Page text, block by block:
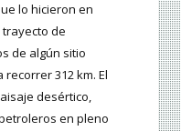
lo hicieron en
de
de algún sitio
312 km. El
desértico,
en pleno